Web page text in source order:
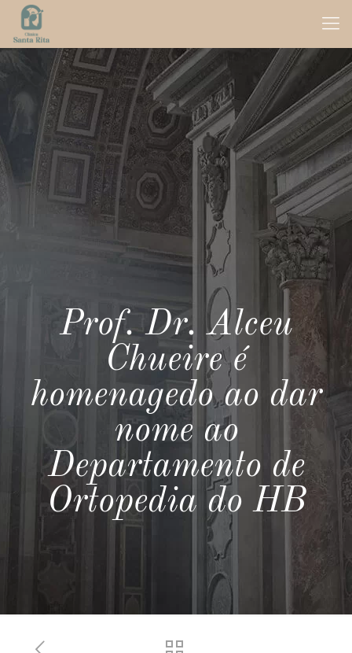
Prof. Dr. Alceu
Chueire é
homenagedo ao dar
nome ao
Departamento de
Ortopedia do HB